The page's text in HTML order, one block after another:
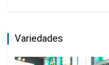
Variedades